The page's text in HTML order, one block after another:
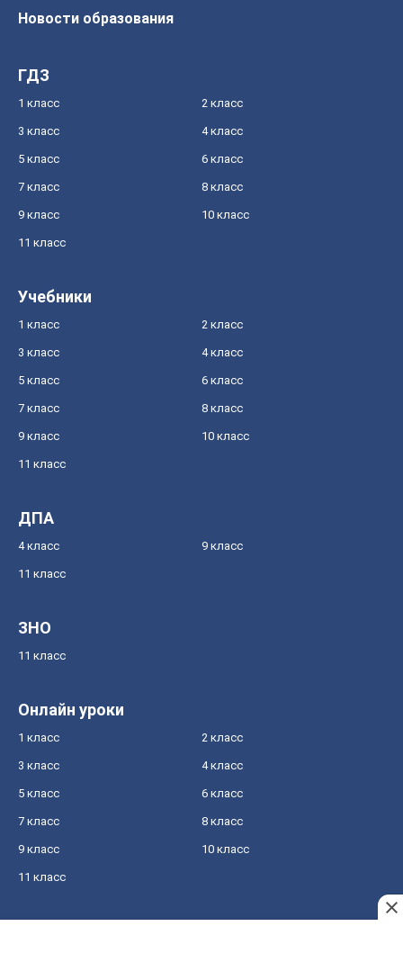
Новости образования
ГДЗ
1 класс 2 класс
3 класс 4 класс
5 класс 6 класс
7 класс 8 класс
9 класс 10 класс
11 класс
Учебники
1 класс 2 класс
3 класс 4 класс
5 класс 6 класс
7 класс 8 класс
9 класс 10 класс
11 класс
ДПА
4 класс 9 класс
11 класс
ЗНО
11 класс
Онлайн уроки
1 класс 2 класс
3 класс 4 класс
5 класс 6 класс
7 класс 8 класс
9 класс 10 класс
11 класс